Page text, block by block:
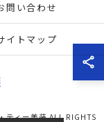
問い合わせ
イトマップ
ィー美装 ALL RIGHTS